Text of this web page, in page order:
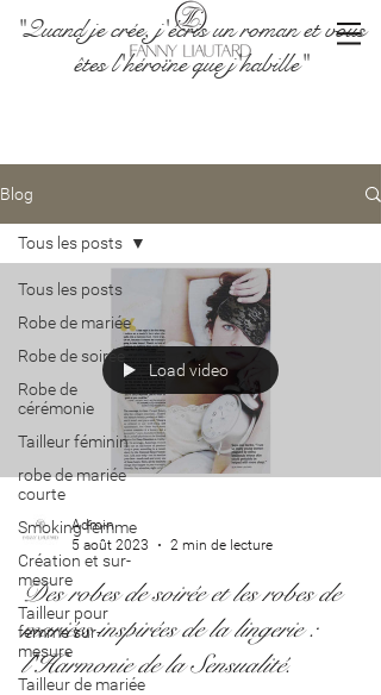
"Quand je crée, j'écris un roman et vous
êtes l'héroïne que j'habille"
Blog
Tous les posts
Robe de mariée
Robe de soirée
Robe de
cérémonie
Tailleur féminin
robe de mariée
courte
Smoking femme
Création et sur-
mesure
Tailleur pour
femme sur-
mesure
Tailleur de mariée
Tous les posts
Load video
Admin
5 août 2023
2 min de lecture
Des robes de soirée et les robes de
mariées inspirées de la lingerie :
l'Harmonie de la Sensualité.